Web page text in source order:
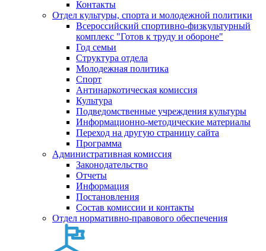
Контакты
Отдел культуры, спорта и молодежной политики
Всероссийский спортивно-физкультурный
комплекс "Готов к труду и обороне"
Год семьи
Структура отдела
Молодежная политика
Спорт
Антинаркотическая комиссия
Культура
Подведомственные учреждения культуры
Информационно-методические материалы
Переход на другую страницу сайта
Программа
Административная комиссия
Законодательство
Отчеты
Информация
Постановления
Состав комиссии и контакты
Отдел нормативно-правового обеспечения